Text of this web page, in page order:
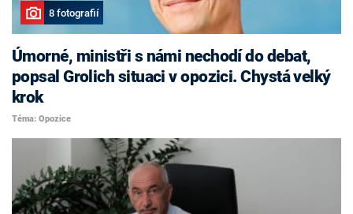
8 fotografií
Úmorné, ministři s námi nechodí do debat,
popsal Grolich situaci v opozici. Chystá velký
krok
Téma: Opozice